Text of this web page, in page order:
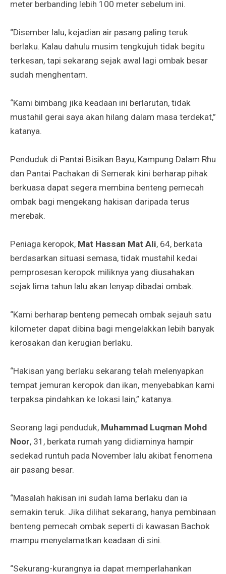
meter berbanding lebih 100 meter sebelum ini.
“Disember lalu, kejadian air pasang paling teruk
berlaku. Kalau dahulu musim tengkujuh tidak begitu
terkesan, tapi sekarang sejak awal lagi ombak besar
sudah menghentam.
“Kami bimbang jika keadaan ini berlarutan, tidak
mustahil gerai saya akan hilang dalam masa terdekat,”
katanya.
Penduduk di Pantai Bisikan Bayu, Kampung Dalam Rhu
dan Pantai Pachakan di Semerak kini berharap pihak
berkuasa dapat segera membina benteng pemecah
ombak bagi mengekang hakisan daripada terus
merebak.
Peniaga keropok, Mat Hassan Mat Ali, 64, berkata
berdasarkan situasi semasa, tidak mustahil kedai
pemprosesan keropok miliknya yang diusahakan
sejak lima tahun lalu akan lenyap dibadai ombak.
“Kami berharap benteng pemecah ombak sejauh satu
kilometer dapat dibina bagi mengelakkan lebih banyak
kerosakan dan kerugian berlaku.
“Hakisan yang berlaku sekarang telah melenyapkan
tempat jemuran keropok dan ikan, menyebabkan kami
terpaksa pindahkan ke lokasi lain,” katanya.
Seorang lagi penduduk, Muhammad Luqman Mohd
Noor, 31, berkata rumah yang didiaminya hampir
sedekad runtuh pada November lalu akibat fenomena
air pasang besar.
“Masalah hakisan ini sudah lama berlaku dan ia
semakin teruk. Jika dilihat sekarang, hanya pembinaan
benteng pemecah ombak seperti di kawasan Bachok
mampu menyelamatkan keadaan di sini.
“Sekurang-kurangnya ia dapat memperlahankan